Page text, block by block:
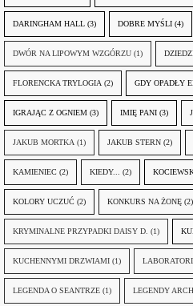
DARINGHAM HALL (3) DOBRE MYŚLI (4)
DWÓR NA LIPOWYM WZGÓRZU (1)
FLORENCKA TRYLOGIA (2) GDY OPADŁY
IGRAJĄC Z OGNIEM (3) IMIĘ PANI (3)
JAKUB MORTKA (1) JAKUB STERN (2)
KAMIENIEC (2) KIEDY... (2)
KOLORY UCZUĆ (2) KONKURS NA ŻONĘ (2)
KRYMINALNE PRZYPADKI DAISY D. (1)
KUCHENNYMI DRZWIAMI (1)
LEGENDA O SEANTRZE (1) LEGENDY